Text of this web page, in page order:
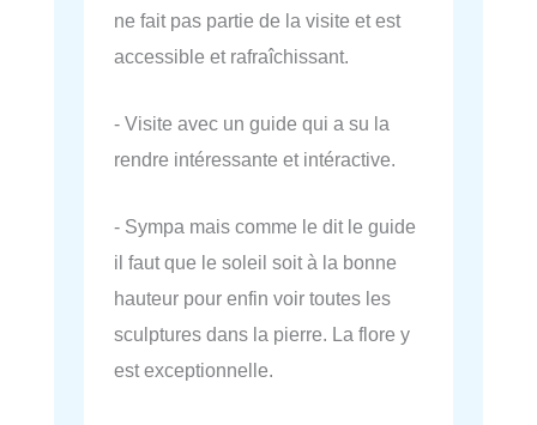
ne fait pas partie de la visite et est
accessible et rafraîchissant.
- Visite avec un guide qui a su la
rendre intéressante et intéractive.
- Sympa mais comme le dit le guide
il faut que le soleil soit à la bonne
hauteur pour enfin voir toutes les
sculptures dans la pierre. La flore y
est exceptionnelle.